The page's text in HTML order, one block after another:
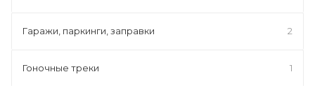
Гаражи, паркинги, заправки 2
Гоночные треки 1